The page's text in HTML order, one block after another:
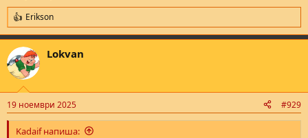
R
e
a
c
t
i
s
:
Erikson
Lokvan
19 ноември 2025 #929
Kadaif напиша: